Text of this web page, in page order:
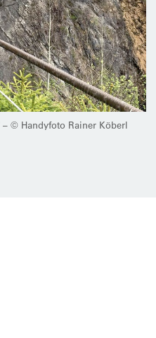
© Handyfoto Rainer Köberl